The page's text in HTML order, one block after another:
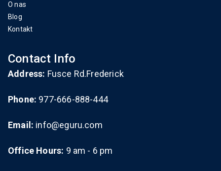
O nas
Blog
Kontakt
Contact Info
Address: Fusce Rd.Frederick
Phone: 977-666-888-444
Email: info@eguru.com
Office Hours: 9 am - 6 pm